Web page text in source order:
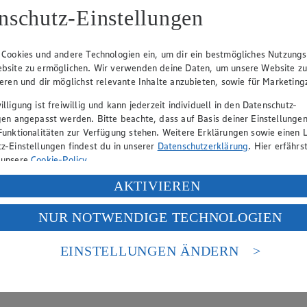
gewährt Ihnen jedoch das Recht, den auf dieser Website
und Vervielfältigung von Bildmaterial oder Grafiken aus
verantwortlich. Firma und Anschriften unserer
hin, dass wir nicht an einem Streitbeilegungsverfahren vor einer
Einstellungen
und andere Technologien ein, um dir ein bestmögliches
zu ermöglichen. Wir verwenden deine Daten, um unsere Website zu
und dir möglichst relevante Inhalte anzubieten, sowie für
ist freiwillig und kann jederzeit individuell in den Datenschutz-
angepasst werden. Bitte beachte, dass auf Basis deiner
zur Verfügung stehen. Weitere Erklärungen sowie einen
Einstellungen findest du in unserer Datenschutzerklärung. Hier
Cookie-Policy.
deiner personenbezogenen Daten in den USA durch Facebook und
„Aktivieren“ klickst, willigst du im Sinne des Art. 49 Abs. 1 Satz 1 lit.
Daten in den USA verarbeitet werden. Der EuGH sieht die USA als
europäischen Standards nicht angemessenen Datenschutzniveau an. Es
Zugriffs durch US-amerikanische Behörden.
AKTIVIEREN
NUR NOTWENDIGE TECHNOLOGIEN
EINSTELLUNGEN ÄNDERN